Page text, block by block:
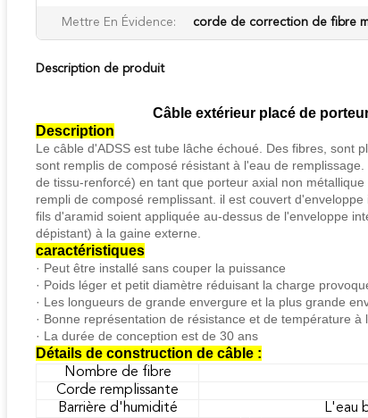
Mettre En Évidence: corde de correction de fibre
Description de produit
Câble extérieur placé de
Description
Le câble d'ADSS est tube lâche échoué. Des fibres, sont
sont remplis de composé résistant à l'eau de
de tissu-renforcé) en tant que porteur axial non
rempli de composé remplissant. il est couvert
fils d'aramid soient appliquée au-dessus de l'enveloppe
dépistant) à la gaine externe.
caractéristiques
· Peut être installé sans couper la puissance
· Poids léger et petit diamètre réduisant la charge
· Les longueurs de grande envergure et la plus grande
· Bonne représentation de résistance et de température à
· La durée de conception est de 30 ans
Détails de construction de câble :
Nombre de fibre
Corde remplissante
Barrière d'humidité
L'eau